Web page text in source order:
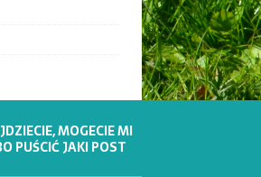
MOGECIE MI
PUŚCIĆ JAKI POST